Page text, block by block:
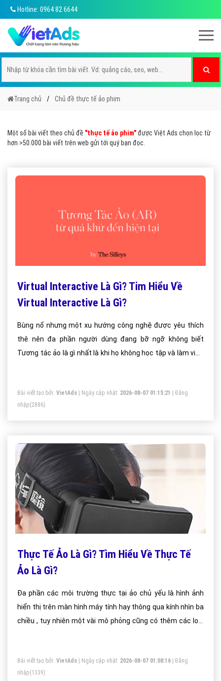
Hotline: 0964 82 6644
Trang chủ Chủ đề thực tế ảo phim
Một số bài viết theo chủ đề "thực tế ảo phim"được Việt Ads chọn lọc từ
hơn >50.000 bài viết trên web gửi tới quý bạn đọc.
Virtual Interactive Là Gì? Tim Hiểu Về
Virtual Interactive Là Gì?
Bùng nổ nhưng một xu hướng công nghệ được yêu thích
thê nên đa phần người dùng đang bỡ ngỡ không biết
Tương tác ảo là gì nhất là khi họ không học tập và làm việc
Bài viết tạo bởi: VietAds | Ngày cập nhật: 2026-08-07 01:15:21
Đăng
nhập(2886)
Thực Tế Ảo Là Gì? Tìm Hiểu Về Thực Tế
Ảo Là Gì?
Đa phần các môi trường thực tại ảo chủ yếu là hình ảnh
hiển thị trên màn hình máy tính hay thông qua kính nhìn ba
chiều , tuy nhiên một vài mô phỏng cũng có thêm các loại
Bài viết tạo bởi: VietAds | Ngày cập nhật: 2026-08-07 01:08:16
Đăng
nhập(1339)